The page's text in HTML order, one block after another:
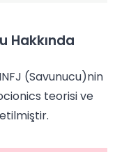
Hakkında
(Savunucu)nin
teorisi ve